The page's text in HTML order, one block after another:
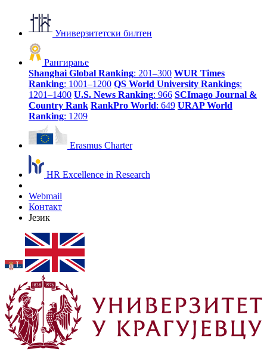
Универзитетски билтен
Рангирање
Shanghai Global Ranking: 201–300 WUR Times
Ranking: 1001–1200 QS World University Rankings:
1201–1400 U.S. News Ranking: 966 SCImago Journal &
Country Rank RankPro World: 649 URAP World
Ranking: 1209
Erasmus Charter
HR Excellence in Research
Webmail
Контакт
Језик